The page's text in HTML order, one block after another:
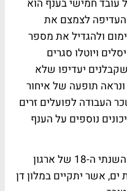
עובד חמישי בענף הוא
לצמצם את
ולהגדיל את מספר
ויוטלו סגרים
יעדיפו שלא
תופעה של איחור
העבודה לפועלים זרים
נוספים על הענף
הסקר נערך לקראת כינוס הנדל"ן השנתי ה-18 של ארגון
ים, אשר יתקיים במלון דן